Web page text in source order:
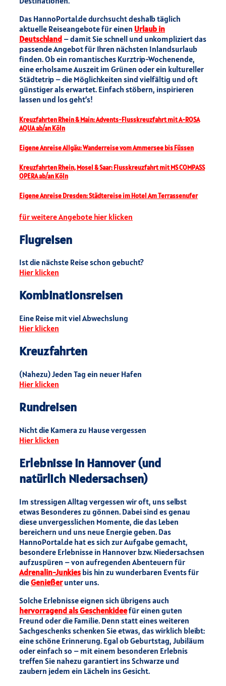
Das HannoPortal.de durchsucht deshalb täglich
aktuelle Reiseangebote für einen Urlaub in
Deutschland – damit Sie schnell und unkompliziert das
passende Angebot für Ihren nächsten Inlandsurlaub
finden. Ob ein romantisches Kurztrip-Wochenende,
eine erholsame Auszeit im Grünen oder ein kultureller
Städtetrip – die Möglichkeiten sind vielfältig und oft
günstiger als erwartet. Einfach stöbern, inspirieren
lassen und los geht’s!
Kreuzfahrten Rhein & Main: Advents-Flusskreuzfahrt mit A-ROSA
AQUA ab/an Köln
Eigene Anreise Allgäu: Wanderreise vom Ammersee bis Füssen
Kreuzfahrten Rhein, Mosel & Saar: Flusskreuzfahrt mit MS COMPASS
OPERA ab/an Köln
Eigene Anreise Dresden: Städtereise im Hotel Am Terrassenufer
für weitere Angebote hier klicken
Flugreisen
Ist die nächste Reise schon gebucht?
Hier klicken
Kombinationsreisen
Eine Reise mit viel Abwechslung
Hier klicken
Kreuzfahrten
(Nahezu) Jeden Tag ein neuer Hafen
Hier klicken
Rundreisen
Nicht die Kamera zu Hause vergessen
Hier klicken
Erlebnisse in Hannover (und
natürlich Niedersachsen)
Im stressigen Alltag vergessen wir oft, uns selbst
etwas Besonderes zu gönnen. Dabei sind es genau
diese unvergesslichen Momente, die das Leben
bereichern und uns neue Energie geben. Das
HannoPortal.de hat es sich zur Aufgabe gemacht,
besondere Erlebnisse in Hannover bzw. Niedersachsen
aufzuspüren – von aufregenden Abenteuern für
Adrenalin-Junkies bis hin zu wunderbaren Events für
dieGenießerunter uns.
Solche Erlebnisse eignen sich übrigens auch
hervorragend als Geschenkideefür einen guten
Freund oder die Familie. Denn statt eines weiteren
Sachgeschenks schenken Sie etwas, das wirklich bleibt:
eine schöne Erinnerung. Egal ob Geburtstag, Jubiläum
oder einfach so – mit einem besonderen Erlebnis
treffen Sie nahezu garantiert ins Schwarze und
zaubern jedem ein Lächeln ins Gesicht.